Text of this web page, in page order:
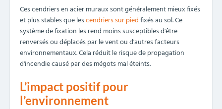
Ces cendriers en acier muraux sont généralement mieux fixés
et plus stables que lescendriers sur piedfixés au sol. Ce
système de fixation les rend moins susceptibles d'être
renversés ou déplacés par le vent ou d'autres facteurs
environnementaux. Cela réduit le risque de propagation
d'incendie causé par des mégots mal éteints.
L’impact positif pour
l’environnement